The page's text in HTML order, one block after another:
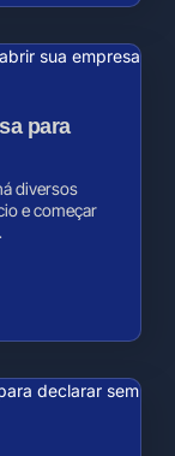
para
diversos
e começar